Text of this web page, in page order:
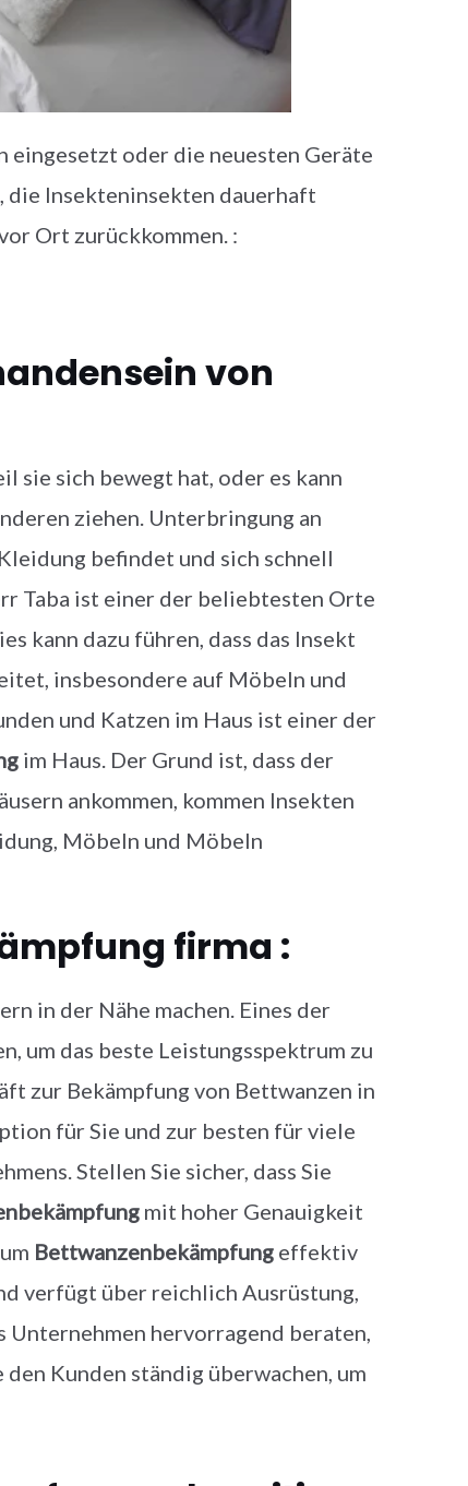
oder die neuesten Geräte
die Insekteninsekten dauerhaft
Ort zurückkommen. :
von
sie sich bewegt hat, oder es kann
ziehen. Unterbringung an
befindet und sich schnell
Taba ist einer der beliebtesten Orte
kann dazu führen, dass das Insekt
insbesondere auf Möbeln und
und Katzen im Haus ist einer der
im Haus. Der Grund ist, dass der
ankommen, kommen Insekten
Möbeln und Möbeln
firma :
in der Nähe machen. Eines der
um das beste Leistungsspektrum zu
zur Bekämpfung von Bettwanzen in
für Sie und zur besten für viele
Stellen Sie sicher, dass Sie
mit hoher Genauigkeit
Bettwanzenbekämpfung effektiv
verfügt über reichlich Ausrüstung,
Unternehmen hervorragend beraten,
Kunden ständig überwachen, um